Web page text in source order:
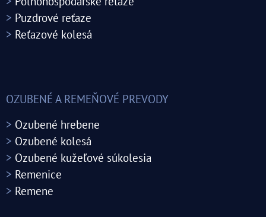
> Puzdrové reťaze
> Reťazové kolesá
OZUBENÉ A REMEŇOVÉ PREVODY
> Ozubené hrebene
> Ozubené kolesá
> Ozubené kužeľové súkolesia
> Remenice
> Remene